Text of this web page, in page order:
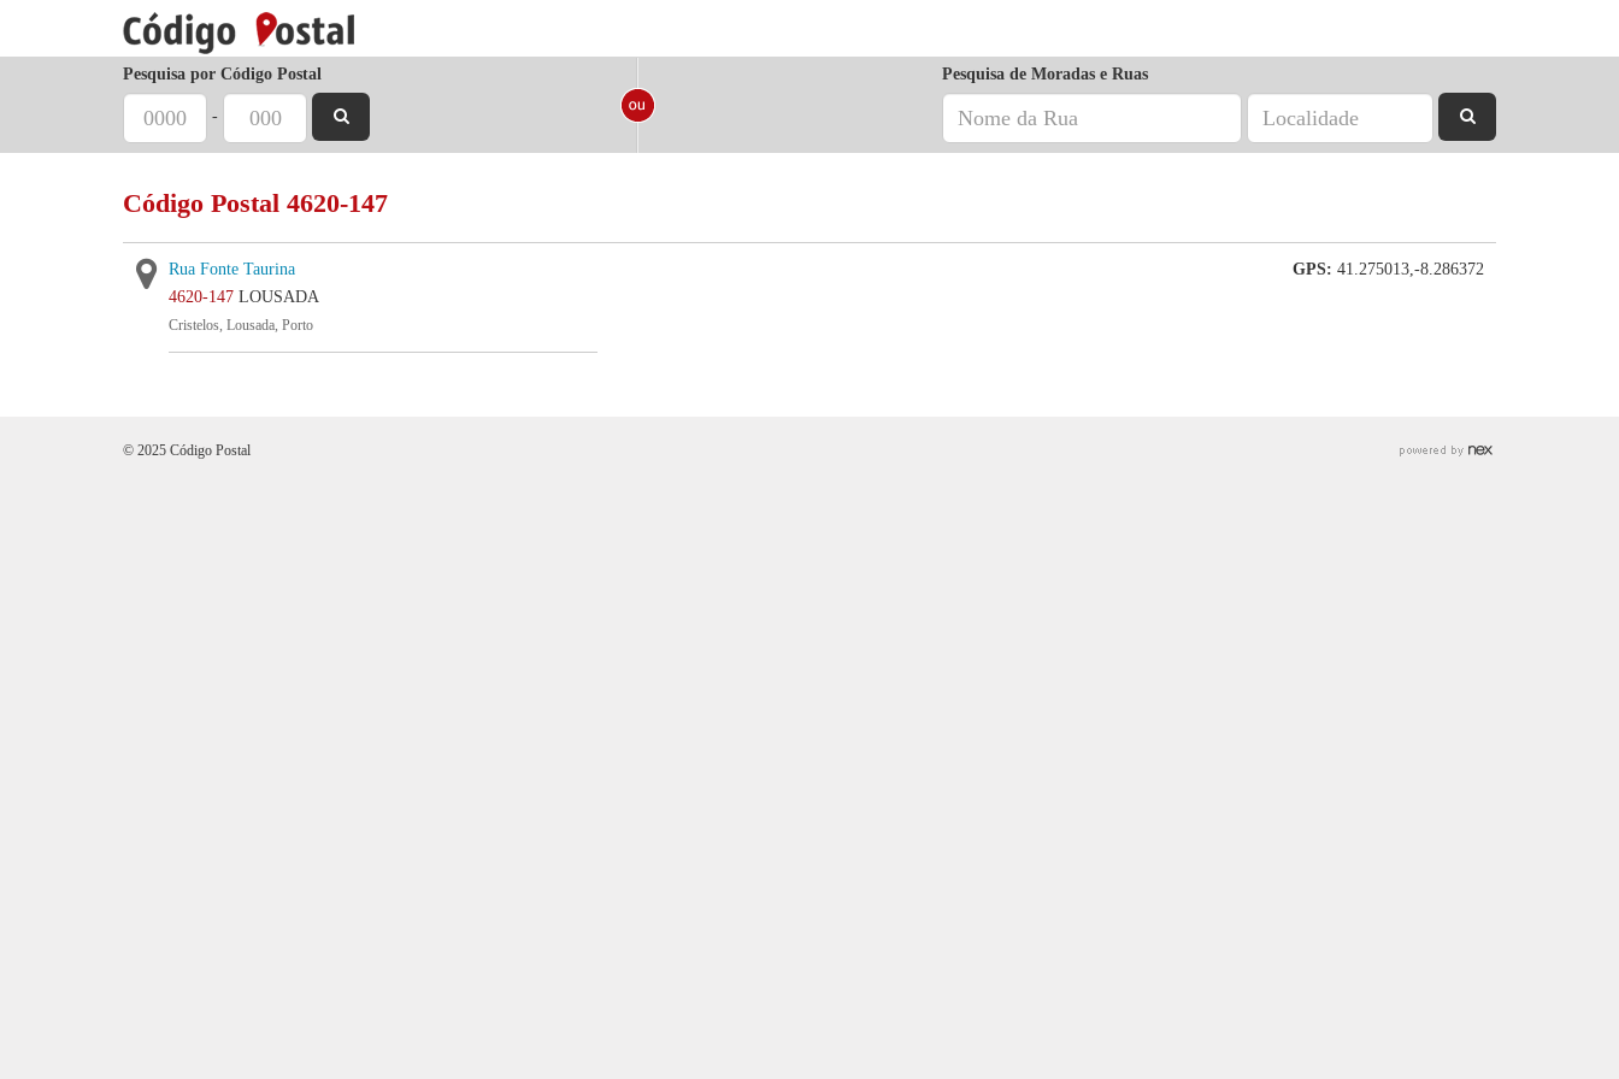
Pesquisa por Código Postal
-
Pesquisa de Moradas e Ruas
Código Postal 4620-147
GPS: 41.275013,-8.286372
Rua Fonte Taurina
4620-147 LOUSADA
Cristelos, Lousada, Porto
© 2025 Código Postal